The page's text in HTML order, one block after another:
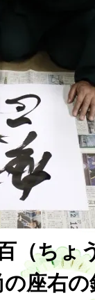
（ち
座右